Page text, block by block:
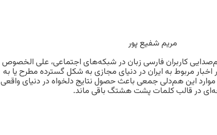
مریم شفیع پور
کاربران فارسی زبان در شبکه‌های اجتماعی، علی الخصوص
مربوط به ایران در دنیای مجازی به شکل گسترده مطرح یا به
موارد این هم‌دلی جمعی باعث حصول نتایج دلخواه در دنیای واقعی
در قالب کلمات پشت هشتگ باقی ماند.